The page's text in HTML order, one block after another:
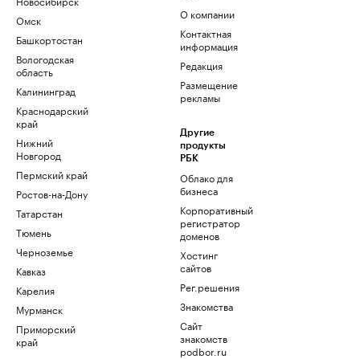
Омск
Башкортостан
Вологодская
область
Калининград
Краснодарский
край
Нижний
Новгород
Пермский край
Ростов-на-Дону
Татарстан
Тюмень
Черноземье
Кавказ
Карелия
Мурманск
Приморский
край
О компании
Контактная
информация
Редакция
Размещение
рекламы
Другие
продукты
РБК
Облако для
бизнеса
Корпоративный
регистратор
доменов
Хостинг
сайтов
Рег.решения
Знакомства
Сайт
знакомств
podbor.ru